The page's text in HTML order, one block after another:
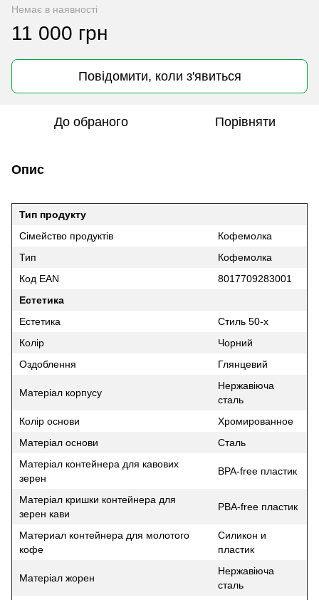
Немає в наявності
11 000 грн
Повідомити, коли з'явиться
До обраного Порівняти
Опис
Тип продукту
Сімейство продуктів
Кофемолка
Тип
Кофемолка
Код EAN
8017709283001
Естетика
Естетика
Стиль 50-х
Колір
Чорний
Оздоблення
Глянцевий
Матеріал корпусу
Нержавіюча
сталь
Колір основи
Хромированное
Матеріал основи
Сталь
Матеріал контейнера для кавових
зерен
BPA-free пластик
Матеріал кришки контейнера для
зерен кави
PBA-free пластик
Материал контейнера для молотого
кофе
Силикон и
пластик
Матеріал жорен
Нержавіюча
сталь